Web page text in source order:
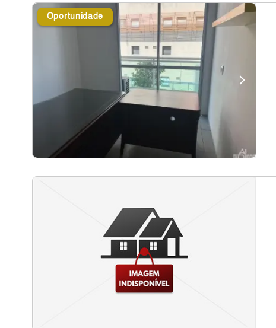
Oportunidade